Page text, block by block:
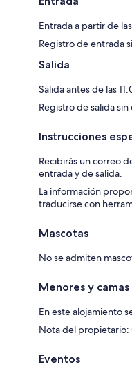
Entrada a partir de
Registro de entrada
Salida
Salida antes de las
Registro de salida
Instrucciones
Recibirás un correo
entrada y de salida.
La información
traducirse con
Mascotas
No se admiten
Menores y
En este alojamiento
Nota del propietario:
Eventos